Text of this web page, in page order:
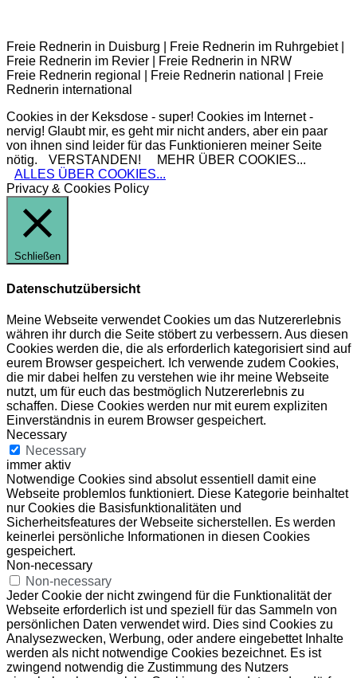
Freie Rednerin in Duisburg | Freie Rednerin im Ruhrgebiet |
Freie Rednerin im Revier | Freie Rednerin in NRW
Freie Rednerin regional | Freie Rednerin national | Freie
Rednerin international
Cookies in der Keksdose - super! Cookies im Internet -
nervig! Glaubt mir, es geht mir nicht anders, aber ein paar
von ihnen sind leider für das Funktionieren meiner Seite
nötig.
VERSTANDEN!
MEHR ÜBER COOKIES...
ALLES ÜBER COOKIES...
Privacy & Cookies Policy
Schließen
Datenschutzübersicht
Meine Webseite verwendet Cookies um das Nutzererlebnis
währen ihr durch die Seite stöbert zu verbessern. Aus diesen
Cookies werden die, die als erforderlich kategorisiert sind auf
eurem Browser gespeichert. Ich verwende zudem Cookies,
die mir dabei helfen zu verstehen wie ihr meine Webseite
nutzt, um für euch das bestmöglich Nutzererlebnis zu
schaffen. Diese Cookies werden nur mit eurem expliziten
Einverständnis in eurem Browser gespeichert.
Necessary
Necessary
immer aktiv
Notwendige Cookies sind absolut essentiell damit eine
Webseite problemlos funktioniert. Diese Kategorie beinhaltet
nur Cookies die Basisfunktionalitäten und
Sicherheitsfeatures der Webseite sicherstellen. Es werden
keinerlei persönliche Informationen in diesen Cookies
gespeichert.
Non-necessary
Non-necessary
Jeder Cookie der nicht zwingend für die Funktionalität der
Webseite erforderlich ist und speziell für das Sammeln von
persönlichen Daten verwendet wird. Dies sind Cookies zu
Analysezwecken, Werbung, oder andere eingebettet Inhalte
werden als nicht notwendige Cookies bezeichnet. Es ist
zwingend notwendig die Zustimmung des Nutzers